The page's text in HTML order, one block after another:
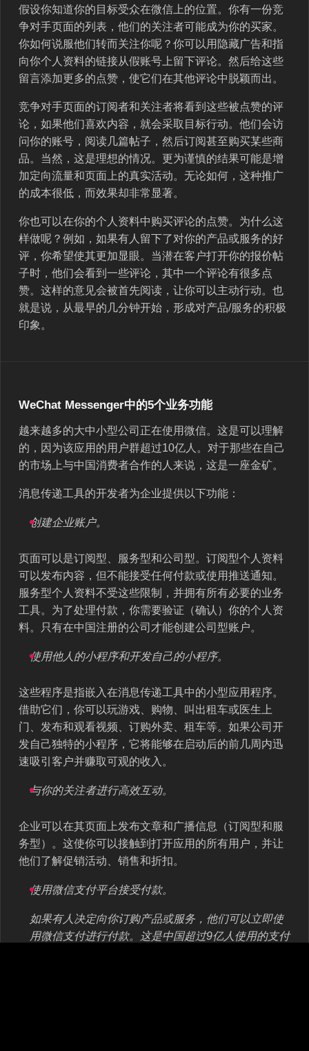
假设你知道你的目标受众在微信上的位置。你有一份竞
争对手页面的列表，他们的关注者可能成为你的买家。
你如何说服他们转而关注你呢？你可以用隐藏广告和指
向你个人资料的链接从假账号上留下评论。然后给这些
留言添加更多的点赞，使它们在其他评论中脱颖而出。
竞争对手页面的订阅者和关注者将看到这些被点赞的评
论，如果他们喜欢内容，就会采取目标行动。他们会访
问你的账号，阅读几篇帖子，然后订阅甚至购买某些商
品。当然，这是理想的情况。更为谨慎的结果可能是增
加定向流量和页面上的真实活动。无论如何，这种推广
的成本很低，而效果却非常显著。
你也可以在你的个人资料中购买评论的点赞。为什么这
样做呢？例如，如果有人留下了对你的产品或服务的好
评，你希望使其更加显眼。当潜在客户打开你的报价帖
子时，他们会看到一些评论，其中一个评论有很多点
赞。这样的意见会被首先阅读，让你可以主动行动。也
就是说，从最早的几分钟开始，形成对产品/服务的积极
印象。
WeChat Messenger中的5个业务功能
越来越多的大中小型公司正在使用微信。这是可以理解
的，因为该应用的用户群超过10亿人。对于那些在自己
的市场上与中国消费者合作的人来说，这是一座金矿。
消息传递工具的开发者为企业提供以下功能：
创建企业账户。
页面可以是订阅型、服务型和公司型。订阅型个人资料
可以发布内容，但不能接受任何付款或使用推送通知。
服务型个人资料不受这些限制，并拥有所有必要的业务
工具。为了处理付款，你需要验证（确认）你的个人资
料。只有在中国注册的公司才能创建公司型账户。
使用他人的小程序和开发自己的小程序。
这些程序是指嵌入在消息传递工具中的小型应用程序。
借助它们，你可以玩游戏、购物、叫出租车或医生上
门、发布和观看视频、订购外卖、租车等。如果公司开
发自己独特的小程序，它将能够在启动后的前几周内迅
速吸引客户并赚取可观的收入。
与你的关注者进行高效互动。
企业可以在其页面上发布文章和广播信息（订阅型和服
务型）。这使你可以接触到打开应用的所有用户，并让
他们了解促销活动、销售和折扣。
使用微信支付平台接受付款。
如果有人决定向你订购产品或服务，他们可以立即使
用微信支付进行付款。这是中国超过9亿人使用的支付